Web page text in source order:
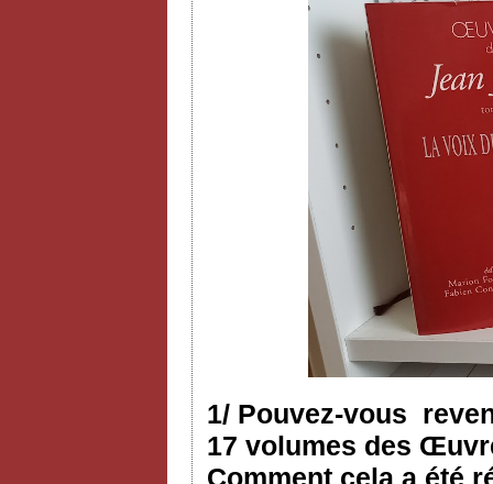
1/ Pouvez-vous
17 volumes des
Comment cela a été